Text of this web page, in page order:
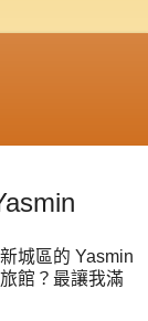
城區的 Yasmin
館？最讓我滿